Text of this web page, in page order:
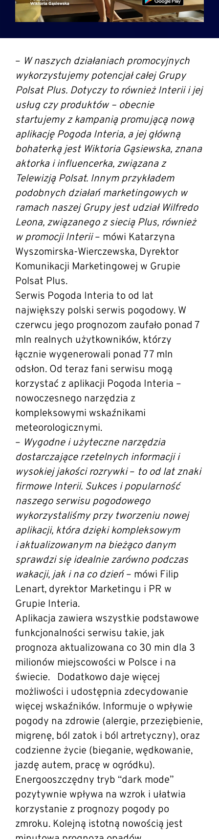
– W naszych działaniach promocyjnych
wykorzystujemy potencjał całej Grupy
Polsat Plus. Dotyczy to również Interii i jej
usług czy produktów – obecnie
startujemy z kampanią promującą nową
aplikację Pogoda Interia, a jej główną
bohaterką jest Wiktoria Gąsiewska, znana
aktorka i influencerka, związana z
Telewizją Polsat. Innym przykładem
podobnych działań marketingowych w
ramach naszej Grupy jest udział Wilfredo
Leona, związanego z siecią Plus, również
w promocji Interii– mówi Katarzyna
Wyszomirska-Wierczewska, Dyrektor
Komunikacji Marketingowej w Grupie
Polsat Plus.
Serwis Pogoda Interia to od lat
największy polski serwis pogodowy. W
czerwcu jego prognozom zaufało ponad 7
mln realnych użytkowników, którzy
łącznie wygenerowali ponad 77 mln
odsłon. Od teraz fani serwisu mogą
korzystać z aplikacji Pogoda Interia –
nowoczesnego narzędzia z
kompleksowymi wskaźnikami
meteorologicznymi.
– Wygodne i użyteczne narzędzia
dostarczające rzetelnych informacji i
wysokiej jakości rozrywki– to od lat znaki
firmowe Interii. Sukces i popularność
naszego serwisu pogodowego
wykorzystaliśmy przy tworzeniu nowej
aplikacji, która dzięki kompleksowym
i aktualizowanym na bieżąco danym
sprawdzi się idealnie zarówno podczas
wakacji, jak i na co dzień– mówi Filip
Lenart, dyrektor Marketingu i PR w
Grupie Interia.
Aplikacja zawiera wszystkie podstawowe
funkcjonalności serwisu takie, jak
prognoza aktualizowana co 30 min dla 3
milionów miejscowości w Polsce i na
świecie. Dodatkowo daje więcej
możliwości i udostępnia zdecydowanie
więcej wskaźników. Informuje o wpływie
pogody na zdrowie (alergie, przeziębienie,
migrenę, ból zatok i ból artretyczny), oraz
codzienne życie (bieganie, wędkowanie,
jazdę autem, pracę w ogródku).
Energooszczędny tryb “dark mode”
pozytywnie wpływa na wzrok i ułatwia
korzystanie z prognozy pogody po
zmroku. Kolejną istotną nowością jest